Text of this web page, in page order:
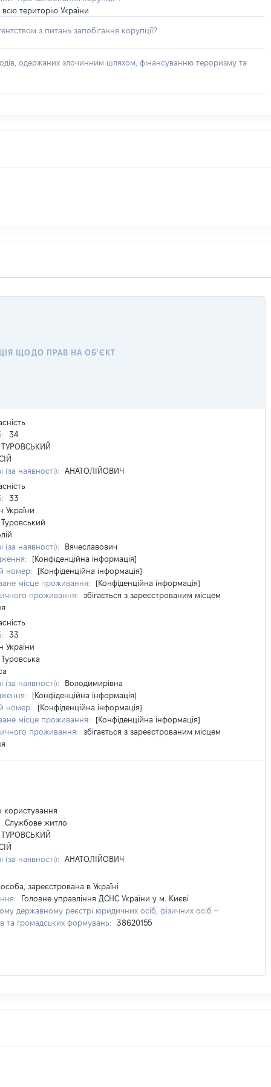
територію України
з питань запобігання корупції?
одержаних злочинним шляхом, фінансуванню тероризму та
ЩОДО ПРАВ НА ОБ'ЄКТ
34
ТУРОВСЬКИЙ
(за наявності):
АНАТОЛІЙОВИЧ
33
України
Туровський
(за наявності):
Вячеславович
[Конфіденційна інформація]
номер:
[Конфіденційна інформація]
місце проживання:
[Конфіденційна інформація]
проживання:
збігається з зареєстрованим місцем
33
України
Туровська
(за наявності):
Володимирівна
[Конфіденційна інформація]
номер:
[Конфіденційна інформація]
місце проживання:
[Конфіденційна інформація]
проживання:
збігається з зареєстрованим місцем
користування
Службове житло
ТУРОВСЬКИЙ
(за наявності):
АНАТОЛІЙОВИЧ
зареєстрована в Україні
Головне управління ДСНС України у м. Києві
державному реєстрі юридичних осіб, фізичних осіб –
та громадських формувань:
38620155